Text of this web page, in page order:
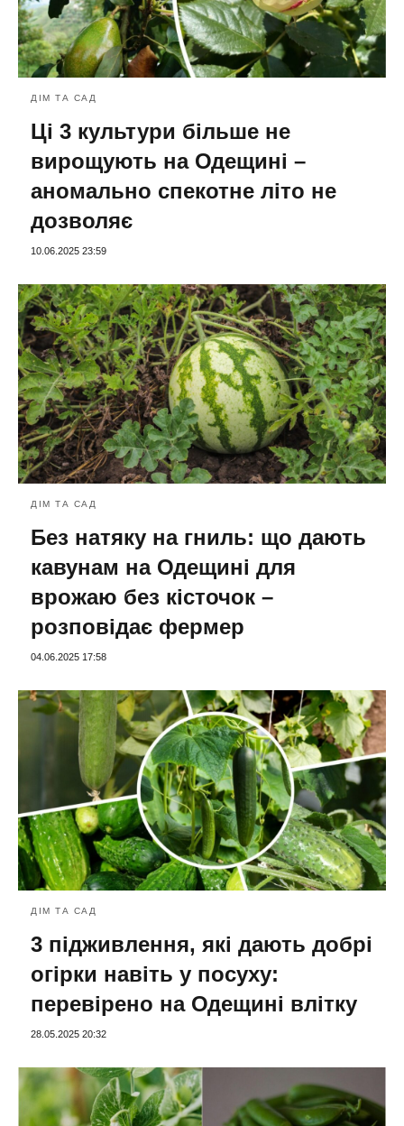
ДІМ ТА САД
Ці 3 культури більше не
вирощують на Одещині –
аномально спекотне літо не
дозволяє
10.06.2025 23:59
ДІМ ТА САД
Без натяку на гниль: що дають
кавунам на Одещині для
врожаю без кісточок –
розповідає фермер
04.06.2025 17:58
ДІМ ТА САД
3 підживлення, які дають добрі
огірки навіть у посуху:
перевірено на Одещині влітку
28.05.2025 20:32